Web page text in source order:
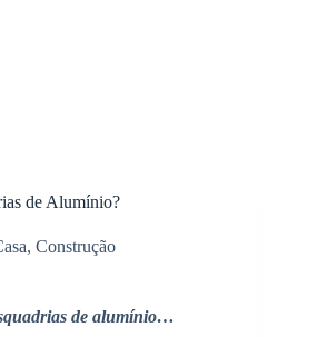
de Alumínio?
, Construção
de alumínio…